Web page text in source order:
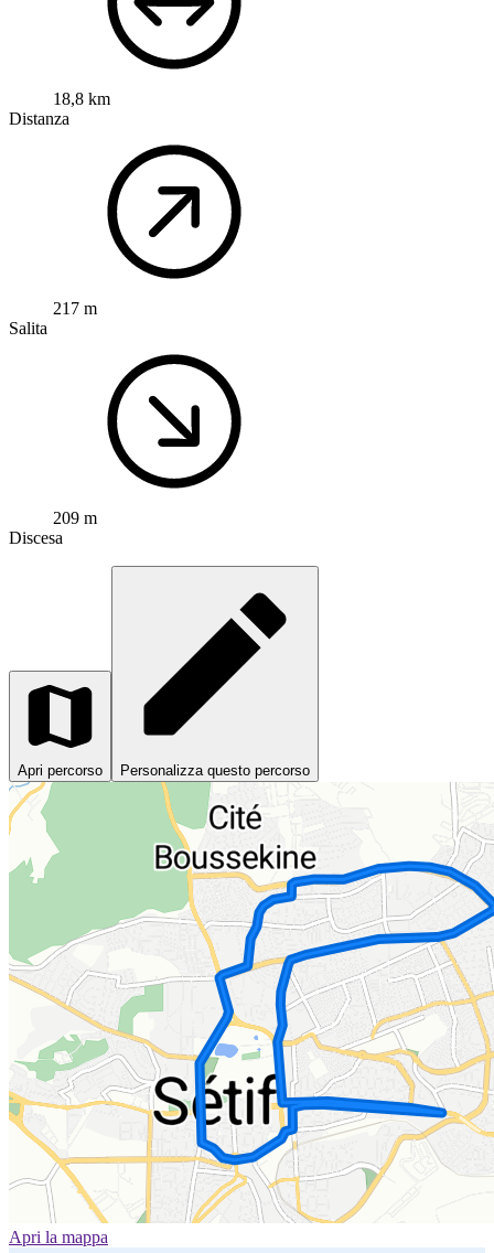
18,8 km
Distanza
217 m
Salita
209 m
Discesa
Apri percorso Personalizza questo percorso
Apri la mappa